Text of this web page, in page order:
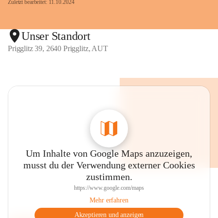
Zuletzt bearbeitet: 11.10.2024
Unser Standort
Prigglitz 39, 2640 Prigglitz, AUT
Um Inhalte von Google Maps anzuzeigen,
musst du der Verwendung externer Cookies
zustimmen.
https://www.google.com/maps
Mehr erfahren
Akzeptieren und anzeigen